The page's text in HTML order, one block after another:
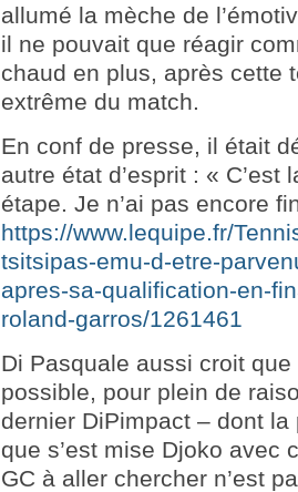
allumé la mèche de
il ne pouvait que réagir
chaud en plus, après cette
extrême du match.
En conf de presse, il était
autre état d’esprit : « C’est
étape. Je n’ai pas encore
https://www.lequipe.fr/
tsitsipas-emu-d-etre-
apres-sa-qualification-en-
roland-garros/1261461
Di Pasquale aussi croit que
possible, pour plein de
dernier DiPimpact – dont la
que s’est mise Djoko avec
GC à aller chercher n’est